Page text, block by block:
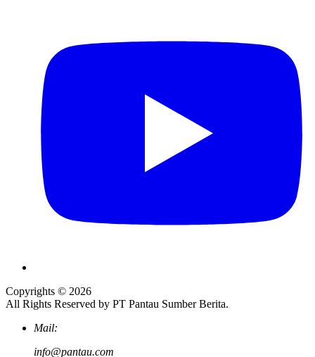
Copyrights © 2026
All Rights Reserved by PT Pantau Sumber Berita.
Mail:
info@pantau.com